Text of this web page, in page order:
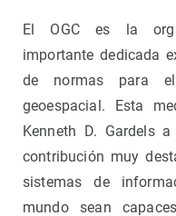
El OGC es la
importante dedicada
de normas para
geoespacial. Esta
Kenneth D. Gardels
contribución muy
sistemas de
mundo sean